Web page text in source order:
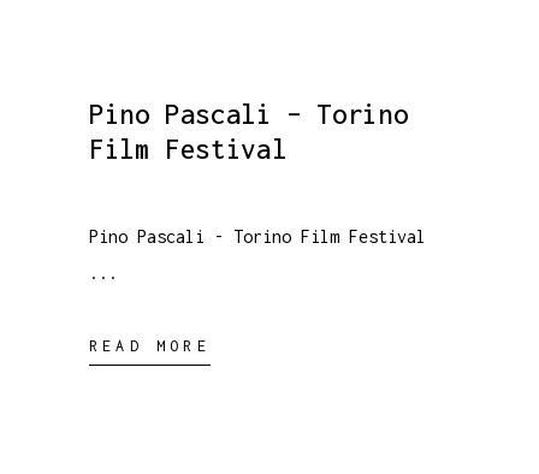
Pino Pascali – Torino
Film Festival
Pino Pascali - Torino Film Festival
READ MORE